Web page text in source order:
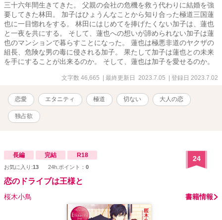
三十六年間生きてきた。 父親の会社の危機を救う代わりに結婚を強
要してきた林田。 加子はひょうんなことから知り合った極道三国蓮
也に一目惚れをする。 林田にはじめてを捧げたくない加子は、蓮也
と一夜を共にする。 そして、蓮也への想いが諦められない加子は蓮
也のマンションで暮らすことになった。 蓮也は極悪非道のヤクザの
組長、危険な男の毒に侵される加子。 果たして加子は蓮也との未来
を手にすることが出来るのか。 そして、蓮也は加子を愛せるのか。
文字数 46,665 | 最終更新日 2023.7.05 | 登録日 2023.7.02
恋愛 エタニティ 極道 切ない 大人の恋
独占欲
長編 完結 R18
お気に入り:13 24h.ポイント： 0
24
恋のドライブは王様と
桜木小鳥 書籍情報